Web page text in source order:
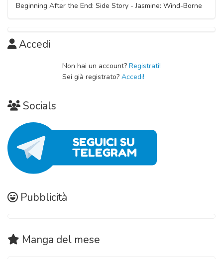
Beginning After the End: Side Story - Jasmine: Wind-Borne
Accedi
Non hai un account? Registrati!
Sei già registrato? Accedi!
Socials
Pubblicità
Manga del mese